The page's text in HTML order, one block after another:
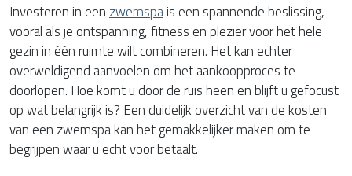
Investeren in een zwemspais een spannende beslissing,
vooral als je ontspanning, fitness en plezier voor het hele
gezin in één ruimte wilt combineren. Het kan echter
overweldigend aanvoelen om het aankoopproces te
doorlopen. Hoe komt u door de ruis heen en blijft u gefocust
op wat belangrijk is? Een duidelijk overzicht van de kosten
van een zwemspa kan het gemakkelijker maken om te
begrijpen waar u echt voor betaalt.